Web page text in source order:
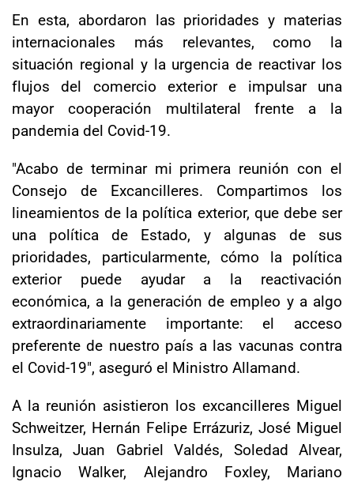
En esta, abordaron las prioridades y materias
internacionales más relevantes, como la
situación regional y la urgencia de reactivar los
flujos del comercio exterior e impulsar una
mayor cooperación multilateral frente a la
pandemia del Covid-19.
"Acabo de terminar mi primera reunión con el
Consejo de Excancilleres. Compartimos los
lineamientos de la política exterior, que debe ser
una política de Estado, y algunas de sus
prioridades, particularmente, cómo la política
exterior puede ayudar a la reactivación
económica, a la generación de empleo y a algo
extraordinariamente importante: el acceso
preferente de nuestro país a las vacunas contra
el Covid-19", aseguró el Ministro Allamand.
A la reunión asistieron los excancilleres Miguel
Schweitzer, Hernán Felipe Errázuriz, José Miguel
Insulza, Juan Gabriel Valdés, Soledad Alvear,
Ignacio Walker, Alejandro Foxley, Mariano